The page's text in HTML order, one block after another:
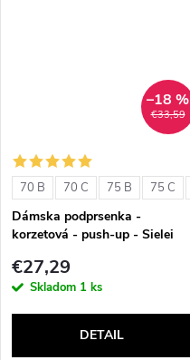
€33,59
–18 %
70 B 70 C 75 B 75 C
Dámska podprsenka -
korzetová - push-up - Sielei
€27,29
Skladom 1 ks
DETAIL